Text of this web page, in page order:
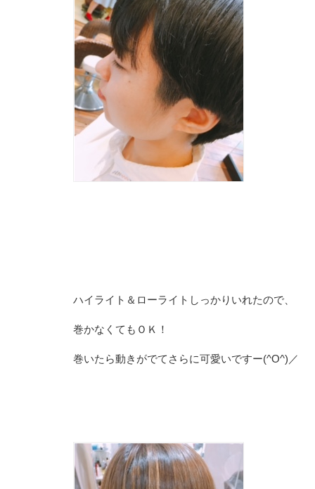
ハイライト＆ローライトしっかりいれたので、
巻かなくてもＯＫ！
巻いたら動きがでてさらに可愛いですー(^O^)／